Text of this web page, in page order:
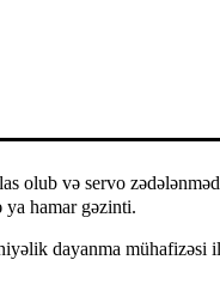
olub və servo
ya hamar gəzinti.
dayanma